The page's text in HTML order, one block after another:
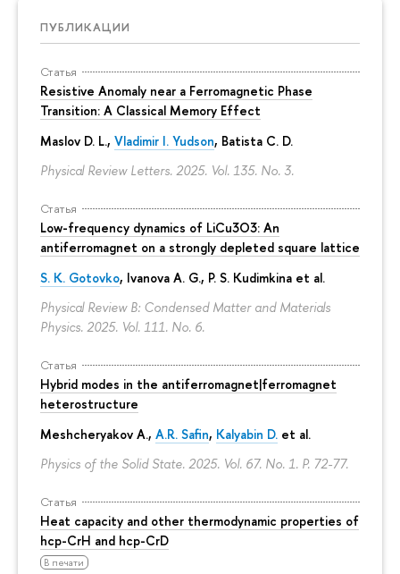
ПУБЛИКАЦИИ
Статья
Resistive Anomaly near a Ferromagnetic Phase
Transition: A Classical Memory Effect
Maslov D. L., Vladimir I. Yudson, Batista C. D.
Physical Review Letters. 2025. Vol. 135. No. 3.
Статья
Low-frequency dynamics of LiCu3⁢O3: An
antiferromagnet on a strongly depleted square lattice
S. K. Gotovko, Ivanova A. G., P. S. Kudimkina et al.
Physical Review B: Condensed Matter and Materials
Physics. 2025. Vol. 111. No. 6.
Статья
Hybrid modes in the antiferromagnet|ferromagnet
heterostructure
Meshcheryakov A., A.R. Safin, Kalyabin D. et al.
Physics of the Solid State. 2025. Vol. 67. No. 1. P. 72-77.
Статья
Heat capacity and other thermodynamic properties of
hcp-CrH and hcp-CrD
В печати